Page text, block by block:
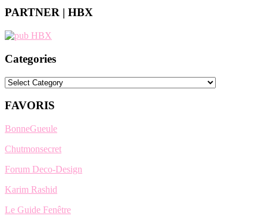
PARTNER | HBX
Categories
Categories
FAVORIS
BonneGueule
Chutmonsecret
Forum Deco-Design
Karim Rashid
Le Guide Fenêtre